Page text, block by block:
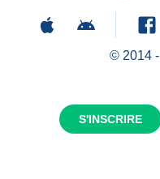
S'INSCRIRE
© 2014 -